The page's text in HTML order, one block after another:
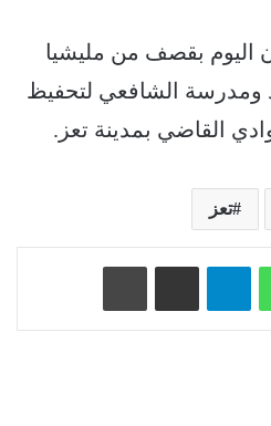
اليوم بقصف من مليشيا
الشافعي لتحفيظ
القاضي بمدينة تعز.
تعز
واتساب تيلقرام